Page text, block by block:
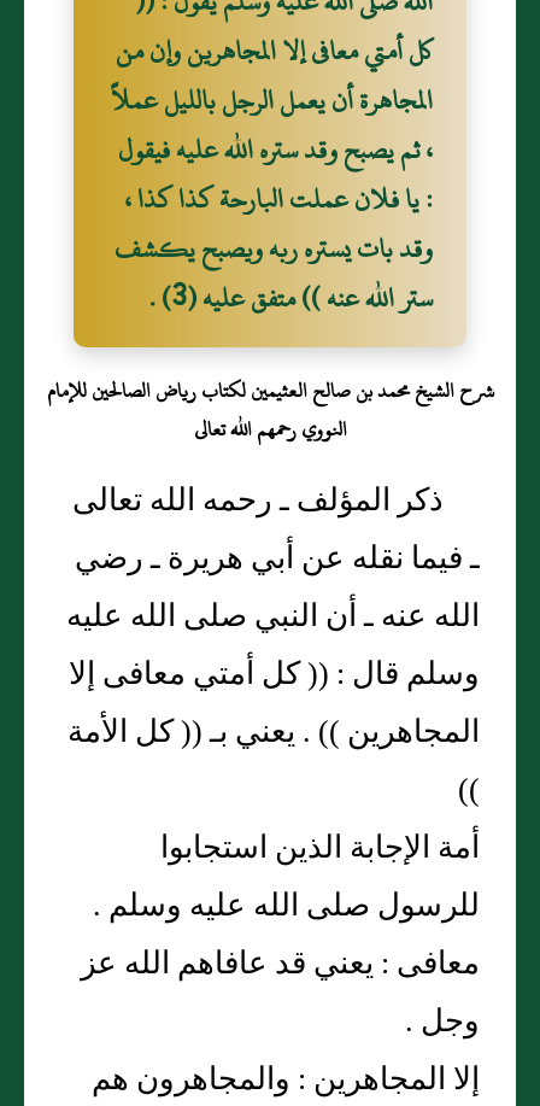
كل أمتي معافى إلا المجاهرين وإن من
المجاهرة أن يعمل الرجل بالليل عملاً
، ثم يصبح وقد ستره الله عليه فيقول
: يا فلان عملت البارحة كذا كذا ،
وقد بات يستره ربه ويصبح يكشف
ستر الله عنه )) متفق عليه (3) .
شرح الشيخ محمد بن صالح العثيمين لكتاب رياض الصالحين للإمام
النووي رحمهم الله تعالى
ذكر المؤلف ـ رحمه الله تعالى
ـ فيما نقله عن أبي هريرة ـ رضي
الله عنه ـ أن النبي صلى الله عليه
وسلم قال : (( كل أمتي معافى إلا
المجاهرين )) . يعني بـ (( كل الأمة
))
أمة الإجابة الذين استجابوا
للرسول صلى الله عليه وسلم .
معافى : يعني قد عافاهم الله عز
وجل .
إلا المجاهرين : والمجاهرون هم